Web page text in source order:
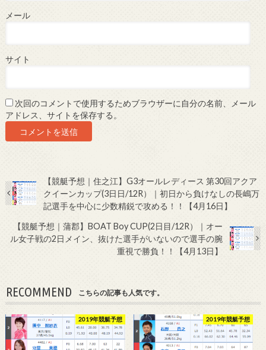
メール
サイト
次回のコメントで使用するためブラウザーに自分の名前、メール
アドレス、サイトを保存する。
【競艇予想｜住之江】G3オールレディース 第30回アクア
クイーンカップ(3日日/12R）｜初日から負けなしの長嶋万
記選手を中心に少数精鋭で攻める！！【4月16日】
【競艇予想｜蒲郡】BOAT Boy CUP(2日目/12R）｜オー
ル女子戦の2日メイン、抜けた選手がいないので選手の腕
重視で勝負！！【4月13日】
RECOMMEND こちらの記事も人気です。
2019年競艇予想 2019年競艇予想